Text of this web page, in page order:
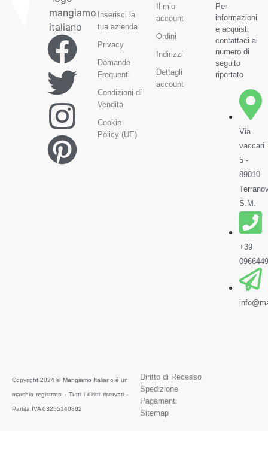
Inserisci la
tua azienda
Privacy
Domande
Frequenti
Condizioni di
Vendita
Cookie
Policy (UE)
Il mio
account
Ordini
Indirizzi
Dettagli
account
Per
informazioni
e acquisti
contattaci al
numero di
seguito
riportato
Via
vaccari
5 -
89010
S.M.
+39
Copyright 2024 © Mangiamo Italiano è un
marchio registrato - Tutti i diritti riservati -
Partita IVA 03255140802
Diritto di Recesso
Spedizione
Pagamenti
Sitemap